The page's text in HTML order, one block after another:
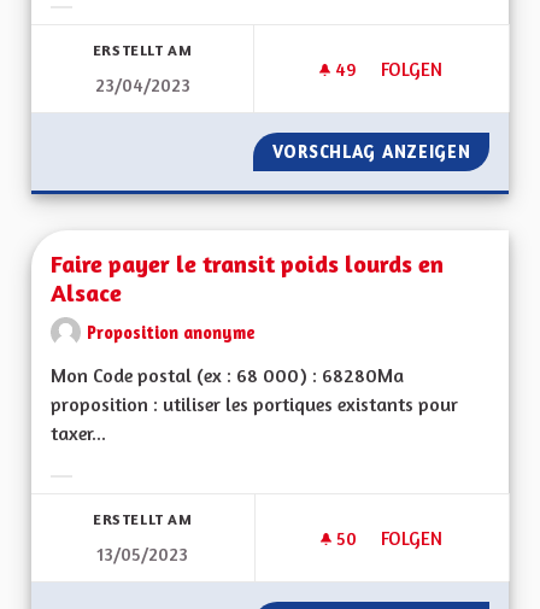
ERSTELLT AM
23/04/2023
49 49 FOLLOWER
FOLGEN
FAVORISER LA
VORSCHLAG ANZEIGEN
Faire payer le transit poids lourds en
Alsace
Proposition anonyme
Mon Code postal (ex : 68 000) : 68280Ma
proposition : utiliser les portiques existants pour
taxer...
ERSTELLT AM
13/05/2023
50 50 FOLLOWER
FOLGEN
FAIRE PAYER LE